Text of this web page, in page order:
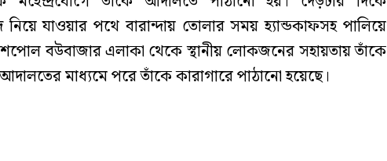
যাওয়ার পথে বারান্দায় তোলার সময় হ্যান্ডকাফসহ পালিয়ে
বউবাজার এলাকা থেকে স্থানীয় লোকজনের সহায়তায় তাঁকে
মাধ্যমে পরে তাঁকে কারাগারে পাঠানো হয়েছে।